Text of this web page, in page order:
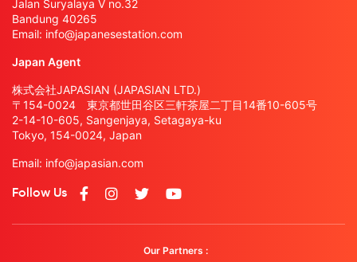
Jalan Suryalaya V no.32
Bandung 40265
Email: info@japanesestation.com
Japan Agent
株式会社JAPASIAN (JAPASIAN LTD.)
〒154-0024 東京都世田谷区三軒茶屋二丁目14番10-605号
2-14-10-605, Sangenjaya, Setagaya-ku
Tokyo, 154-0024, Japan
Email: info@japasian.com
Follow Us
Our Partners :